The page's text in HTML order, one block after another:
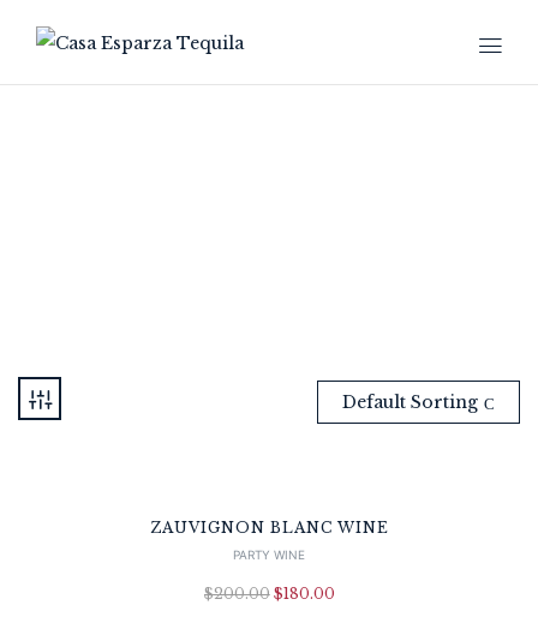
Default Sorting
ZAUVIGNON BLANC WINE
PARTY WINE
$200.00 $180.00